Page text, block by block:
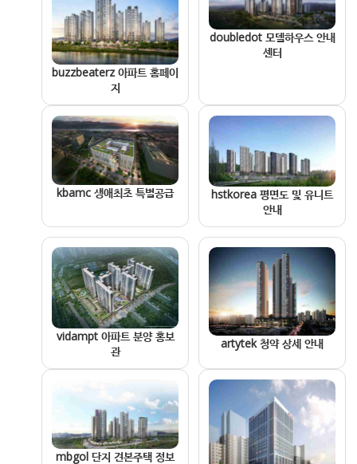
buzzbeaterz 아파트 홈페이
지
doubledot 모델하우스 안내
센터
kbamc 생애최초 특별공급
hstkorea 평면도 및 유니트
안내
vidampt 아파트 분양 홍보
관
artytek 청약 상세 안내
mbgol 단지 견본주택 정보